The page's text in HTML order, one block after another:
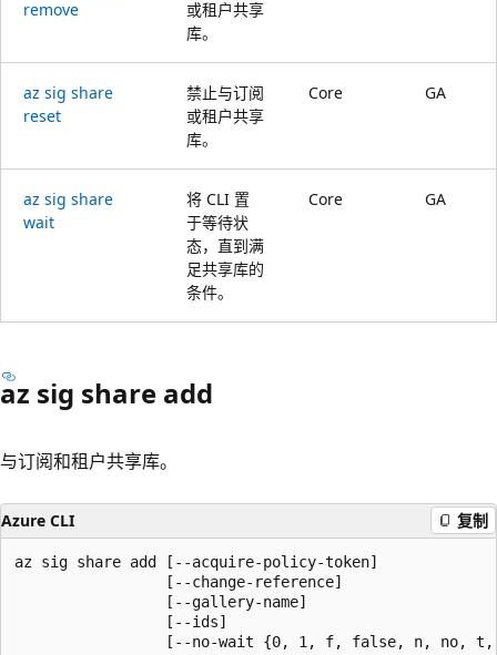
remove
或租户共享
库。
az sig share
reset
禁止与订阅
或租户共享
库。
Core GA
az sig share
wait
将 CLI 置
于等待状
态，直到满
足共享库的
条件。
Core GA
az sig share add
与订阅和租户共享库。
Azure CLI 复制
az sig share add [--acquire-policy-token]
                 [--change-reference]
                 [--gallery-name]
                 [--ids]
[--no-wait {0, 1, f, false, n, no,